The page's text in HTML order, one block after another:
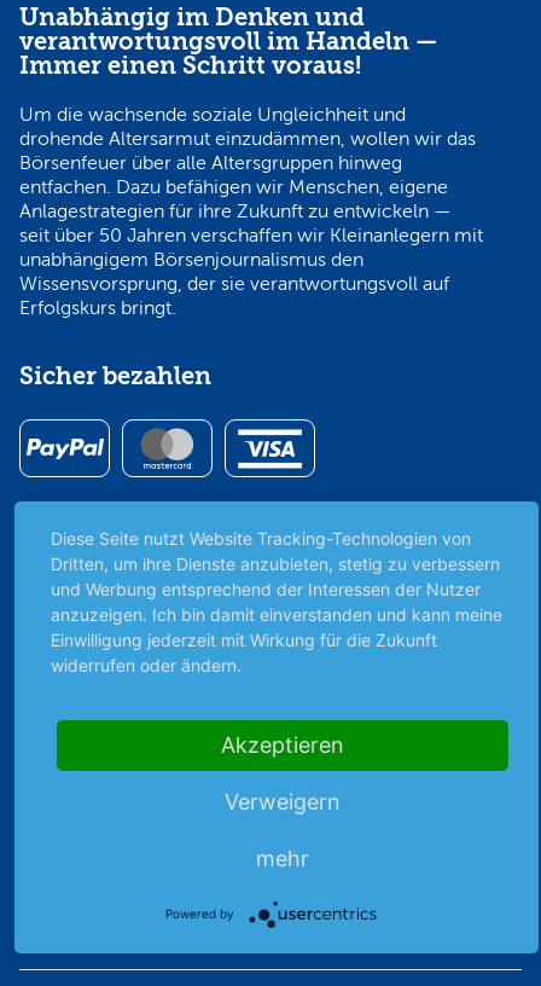
Unabhängig im Denken und
verantwortungsvoll im Handeln —
Immer einen Schritt voraus!
Um die wachsende soziale Ungleichheit und
drohende Altersarmut einzudämmen, wollen wir das
Börsenfeuer über alle Altersgruppen hinweg
entfachen. Dazu befähigen wir Menschen, eigene
Anlagestrategien für ihre Zukunft zu entwickeln —
seit über 50 Jahren verschaffen wir Kleinanlegern mit
unabhängigem Börsenjournalismus den
Wissensvorsprung, der sie verantwortungsvoll auf
Erfolgskurs bringt.
Sicher bezahlen
Premiumpartner
der DEG
Schutz persönlicher Daten
Sicher mit SSL-Verschlüsselung
Diese Seite nutzt Website Tracking-Technologien von
Dritten, um ihre Dienste anzubieten, stetig zu verbessern
und Werbung entsprechend der Interessen der Nutzer
anzuzeigen. Ich bin damit einverstanden und kann meine
Einwilligung jederzeit mit Wirkung für die Zukunft
widerrufen oder ändern.
Akzeptieren
Verweigern
mehr
Powered by